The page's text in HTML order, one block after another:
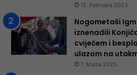
15. Februara 2023.
Nogometaši
iznenadili
cvijećem i
ulazom na
7. Marta 2025.